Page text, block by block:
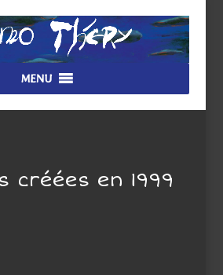
MENU
créées en 1999